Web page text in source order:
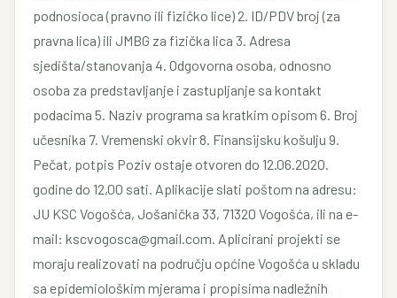
podnosioca (pravno ili fizičko lice) 2. ID/PDV broj (za
pravna lica) ili JMBG za fizička lica 3. Adresa
sjedišta/stanovanja 4. Odgovorna osoba, odnosno
osoba za predstavljanje i zastupljanje sa kontakt
podacima 5. Naziv programa sa kratkim opisom 6. Broj
učesnika 7. Vremenski okvir 8. Finansijsku košulju 9.
Pečat, potpis Poziv ostaje otvoren do 12.06.2020.
godine do 12,00 sati. Aplikacije slati poštom na adresu:
JU KSC Vogošća, Jošanička 33, 71320 Vogošća, ili na e-
mail: kscvogosca@gmail.com. Aplicirani projekti se
moraju realizovati na području općine Vogošća u skladu
sa epidemiološkim mjerama i propisima nadležnih